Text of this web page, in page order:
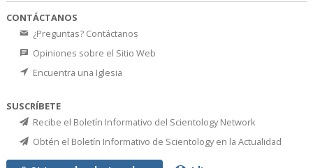
CONTÁCTANOS
¿Preguntas? Contáctanos
Opiniones sobre el Sitio Web
Encuentra una Iglesia
SUSCRÍBETE
Recibe el Boletín Informativo del Scientology Network
Obtén el Boletín Informativo de Scientology en la Actualidad